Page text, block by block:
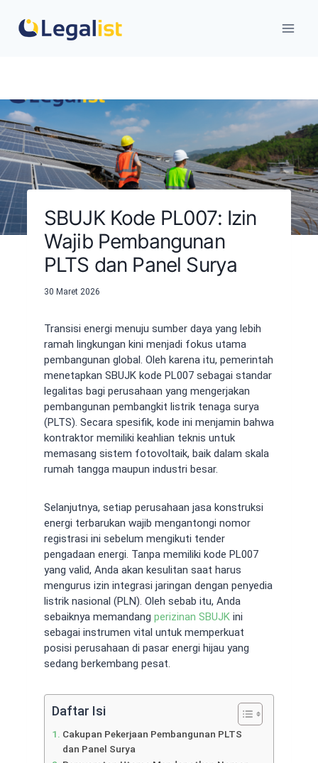
content
SBUJK Kode PL007: Izin
Wajib Pembangunan
PLTS dan Panel Surya
30 Maret 2026
Transisi energi menuju sumber daya yang lebih
ramah lingkungan kini menjadi fokus utama
pembangunan global. Oleh karena itu, pemerintah
menetapkan SBUJK kode PL007 sebagai standar
legalitas bagi perusahaan yang mengerjakan
pembangunan pembangkit listrik tenaga surya
(PLTS). Secara spesifik, kode ini menjamin bahwa
kontraktor memiliki keahlian teknis untuk
memasang sistem fotovoltaik, baik dalam skala
rumah tangga maupun industri besar.
Selanjutnya, setiap perusahaan jasa konstruksi
energi terbarukan wajib mengantongi nomor
registrasi ini sebelum mengikuti tender
pengadaan energi. Tanpa memiliki kode PL007
yang valid, Anda akan kesulitan saat harus
mengurus izin integrasi jaringan dengan penyedia
listrik nasional (PLN). Oleh sebab itu, Anda
sebaiknya memandang perizinan SBUJK ini
sebagai instrumen vital untuk memperkuat
posisi perusahaan di pasar energi hijau yang
sedang berkembang pesat.
Daftar Isi
Cakupan Pekerjaan Pembangunan PLTS
dan Panel Surya